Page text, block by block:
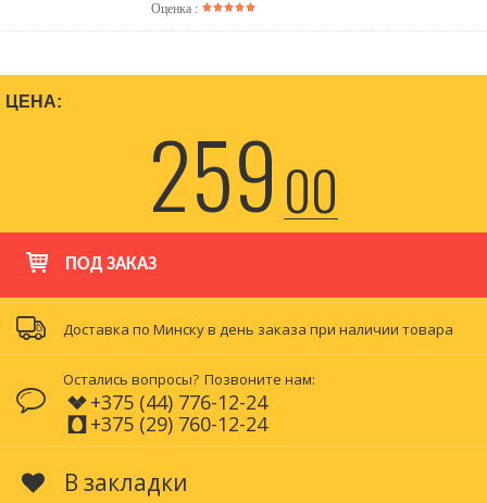
Оценка :
ЦЕНА:
25900
ПОД ЗАКАЗ
Доставка по Минску в день заказа при наличии товара
Остались вопросы? Позвоните нам:
+375 (44) 776-12-24
+375 (29) 760-12-24
В закладки